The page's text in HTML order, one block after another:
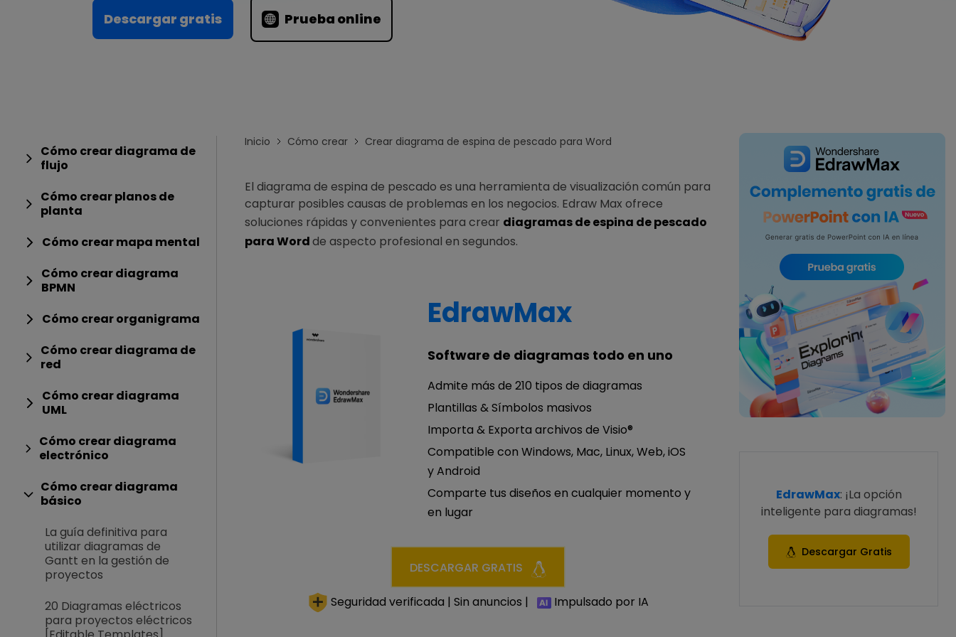
Centro de conocimientos
IA de EdrawMind
Creador de IA para
Para EdrawMax >
Descargar gratis Prueba online
Cómo crear diagrama de
flujo
Cómo crear planos de
planta
Cómo crear mapa mental
Cómo crear diagrama
BPMN
Cómo crear organigrama
Cómo crear diagrama de
red
Cómo crear diagrama
UML
Cómo crear diagrama
electrónico
Cómo crear diagrama
básico
La guía definitiva para
utilizar diagramas de
Gantt en la gestión de
proyectos
20 Diagramas eléctricos
para proyectos eléctricos
Inicio Cómo crear Crear diagrama de espina de pescado para Word
El diagrama de espina de pescado es una herramienta de visualización común para
capturar posibles causas de problemas en los negocios. Edraw Max ofrece
soluciones rápidas y convenientes para crear diagramas de espina de pescado
para Wordde aspecto profesional en segundos.
EdrawMax
Software de diagramas todo en uno
Admite más de 210 tipos de diagramas
Plantillas & Símbolos masivos
Importa & Exporta archivos de Visio®
Compatible con Windows, Mac, Linux, Web, iOS
y Android
Comparte tus diseños en cualquier momento y
en lugar
DESCARGAR GRATIS
Seguridad verificada | Sin anuncios | Impulsado por IA
EdrawMax: ¡La opción
inteligente para diagramas!
Descargar Gratis